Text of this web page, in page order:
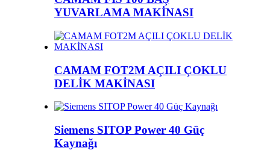
YUVARLAMA MAKİNASI
CAMAM FOT2M AÇILI ÇOKLU
DELİK MAKİNASI
Siemens SITOP Power 40 Güç
Kaynağı